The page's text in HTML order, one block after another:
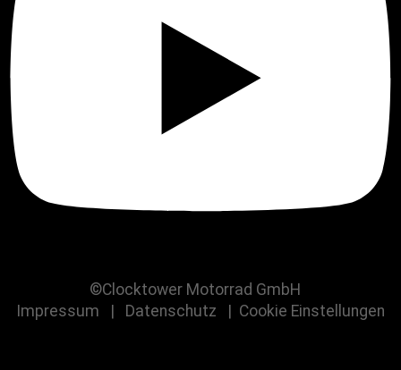
©Clocktower Motorrad GmbH
Impressum
Datenschutz Cookie Einstellungen